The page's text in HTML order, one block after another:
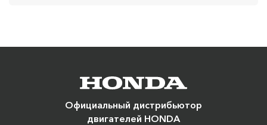
Официальный дистрибьютор
двигателей HONDA